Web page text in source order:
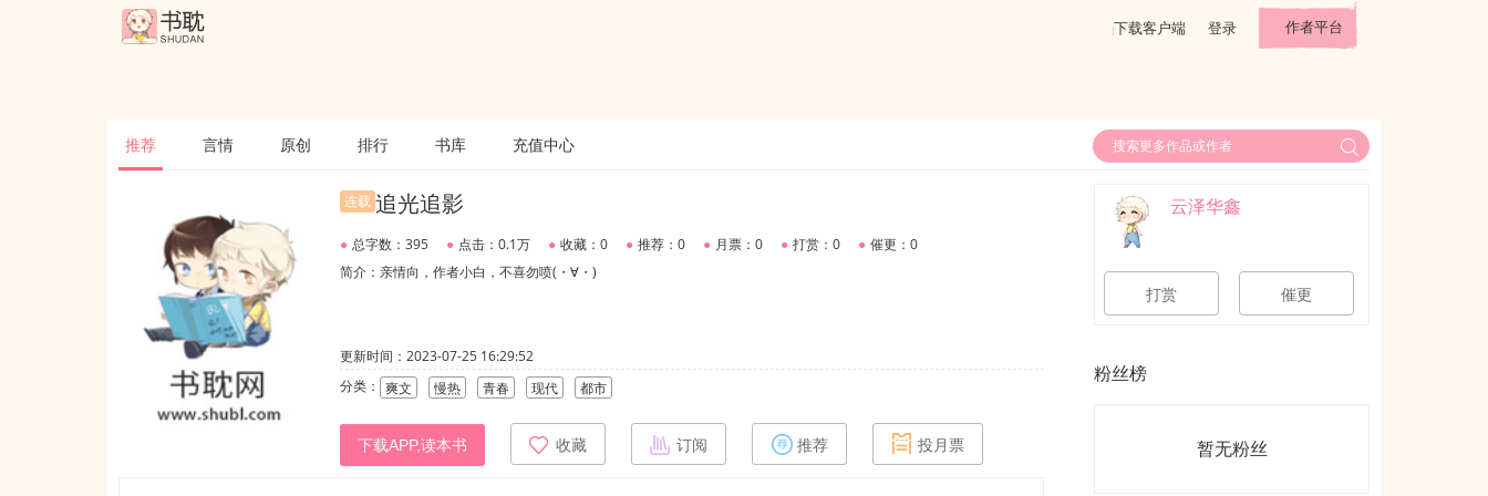
下载客户端 登录 作者平台
推荐 言情 原创 排行 书库 充值中心
连载 追光追影
● 总字数：395 ● 点击：0.1万 ● 收藏：0 ● 推荐：0 ● 月票：0 ● 打赏：0 ● 催更：0
简介：亲情向，作者小白，不喜勿喷(・∀・)
更新时间：2023-07-25 16:29:52
分类： 爽文 慢热 青春 现代 都市
下载APP,读本书 收藏 订阅 推荐 投月票
云泽华鑫
打赏 催更
粉丝榜
暂无粉丝